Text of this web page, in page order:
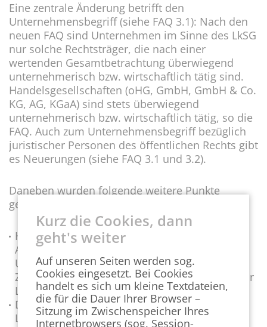
Eine zentrale Änderung betrifft den
Unternehmensbegriff (siehe FAQ 3.1): Nach den
neuen FAQ sind Unternehmen im Sinne des LkSG
nur solche Rechtsträger, die nach einer
wertenden Gesamtbetrachtung überwiegend
unternehmerisch bzw. wirtschaftlich tätig sind.
Handelsgesellschaften (oHG, GmbH, GmbH & Co.
KG, AG, KGaA) sind stets überwiegend
unternehmerisch bzw. wirtschaftlich tätig, so die
FAQ. Auch zum Unternehmensbegriff bezüglich
juristischer Personen des öffentlichen Rechts gibt
es Neuerungen (siehe FAQ 3.1 und 3.2).
Daneben wurden folgende weitere Punkte
geändert:
Hilfestellung für die Ermittlung der
Arbeitnehmerschwelle für ausländische
Unternehmen mit mehreren inländischen
Zweigniederlassungen (siehe FAQ 3.6) sowie für
Leiharbeitnehmer (siehe FAQ 3.7).
Definition der Obergesellschaft i.S.v. § 1 Abs. 3
LkSG (siehe FAQ 4.2): Ebenso können Holdings
Kurz die Cookies, dann
geht's weiter
Auf unseren Seiten werden sog.
Cookies eingesetzt. Bei Cookies
handelt es sich um kleine Textdateien,
die für die Dauer Ihrer Browser –
Sitzung im Zwischenspeicher Ihres
Internetbrowsers (sog. Session-